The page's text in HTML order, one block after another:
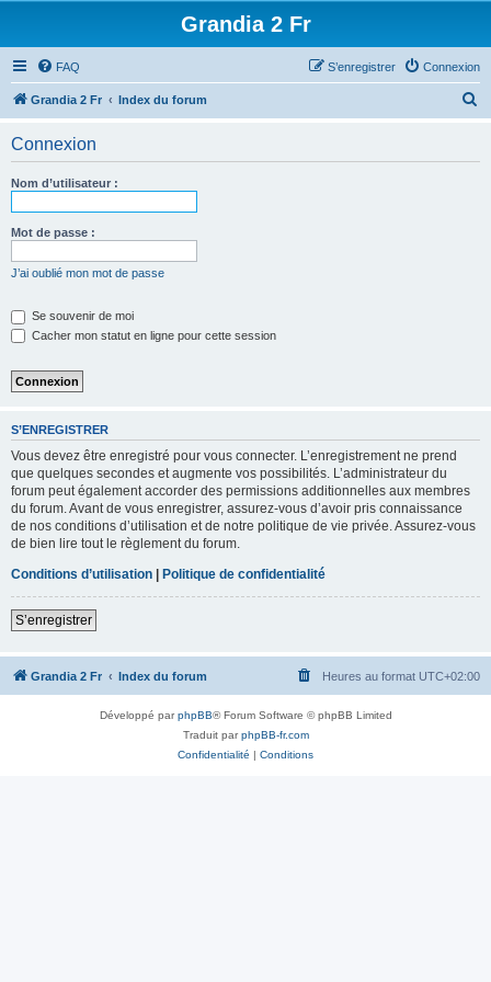
Grandia 2 Fr
FAQ Connexion
S’enregistrer
Grandia 2 Fr Index du forum
Connexion
Nom d’utilisateur :
Mot de passe :
J’ai oublié mon mot de passe
Se souvenir de moi
Cacher mon statut en ligne pour cette session
S’ENREGISTRER
Vous devez être enregistré pour vous connecter. L’enregistrement ne prend
que quelques secondes et augmente vos possibilités. L’administrateur du
forum peut également accorder des permissions additionnelles aux membres
du forum. Avant de vous enregistrer, assurez-vous d’avoir pris connaissance
de nos conditions d’utilisation et de notre politique de vie privée. Assurez-vous
de bien lire tout le règlement du forum.
Conditions d’utilisation | Politique de confidentialité
S’enregistrer
Grandia 2 Fr Index du forum Heures au format UTC+02:00
Développé parphpBB® Forum Software © phpBB Limited
Traduit parphpBB-fr.com
Confidentialité | Conditions